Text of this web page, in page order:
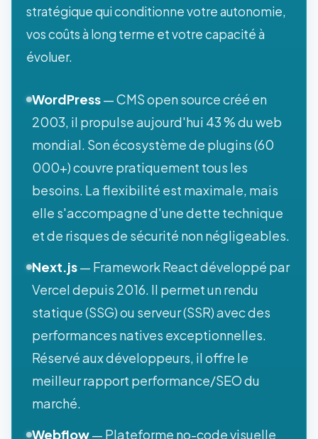
stratégique qui conditionne votre autonomie,
vos coûts à long terme et votre capacité à
évoluer.
WordPress— CMS open source créé en
2003, il propulse aujourd'hui 43 % du web
mondial. Son écosystème de plugins (60
000+) couvre pratiquement tous les
besoins. La flexibilité est maximale, mais
elle s'accompagne d'une dette technique
et de risques de sécurité non négligeables.
Next.js— Framework React développé par
Vercel depuis 2016. Il permet un rendu
statique (SSG) ou serveur (SSR) avec des
performances natives exceptionnelles.
Réservé aux développeurs, il offre le
meilleur rapport performance/SEO du
marché.
Webflow— Plateforme no-code visuelle